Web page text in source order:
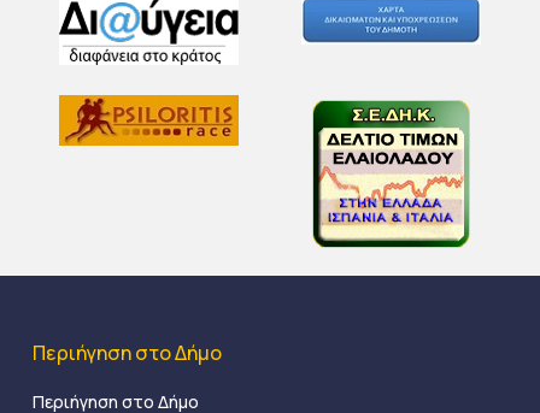
Περιήγηση στο Δήμο
Περιήγηση στο Δήμο